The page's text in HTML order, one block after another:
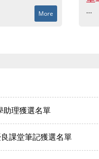
More ...
助理獲選名單
良課堂筆記獲選名單